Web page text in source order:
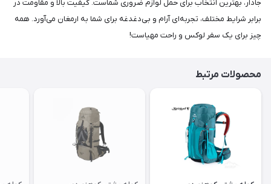
جادار، بهترین انتخاب برای حمل لوازم ضروری شماست. کیفیت بالا و مقاومت در
برابر شرایط مختلف، تجربه‌ای آرام و بی‌دغدغه برای شما به ارمغان می‌آورد. همه
چیز برای یک سفر لوکس و راحت مهیاست!
محصولات مرتبط